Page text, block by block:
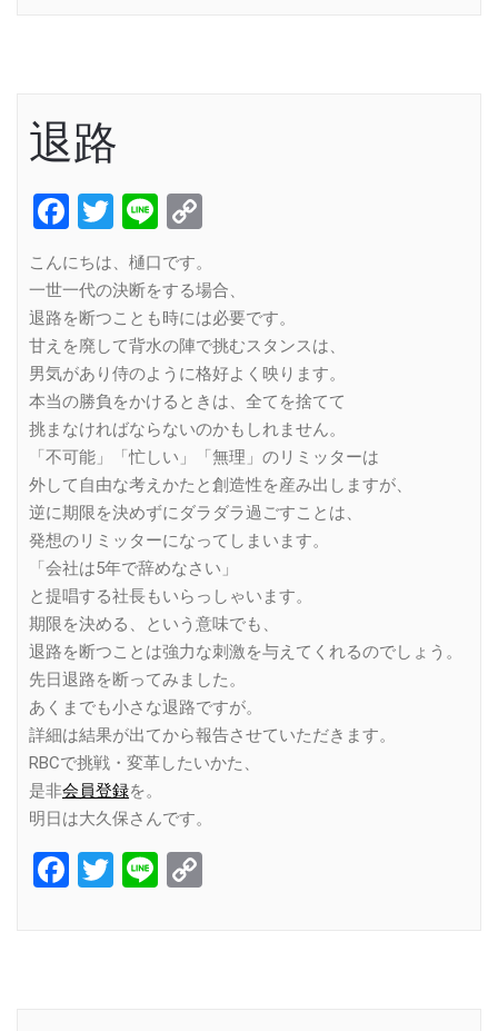
退路
Facebook
Twitter
Line
こんにちは、樋口です。
一世一代の決断をする場合、
退路を断つことも時には必要です。
甘えを廃して背水の陣で挑むスタンスは、
男気があり侍のように格好よく映ります。
本当の勝負をかけるときは、全てを捨てて
挑まなければならないのかもしれません。
「不可能」「忙しい」「無理」のリミッターは
外して自由な考えかたと創造性を産み出しますが、
逆に期限を決めずにダラダラ過ごすことは、
発想のリミッターになってしまいます。
「会社は5年で辞めなさい」
と提唱する社長もいらっしゃいます。
期限を決める、という意味でも、
退路を断つことは強力な刺激を与えてくれるのでしょう。
先日退路を断ってみました。
あくまでも小さな退路ですが。
詳細は結果が出てから報告させていただきます。
RBCで挑戦・変革したいかた、
是非会員登録を。
明日は大久保さんです。
Facebook
Twitter
Line